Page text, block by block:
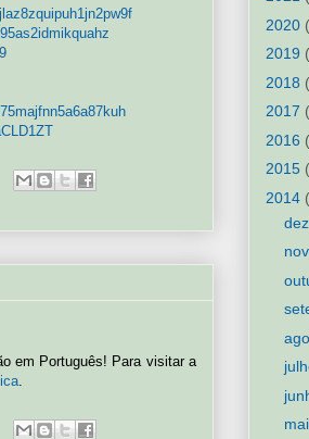
em Português! Para visitar a
.
2020
2019
2018
2017
2016
2015
2014